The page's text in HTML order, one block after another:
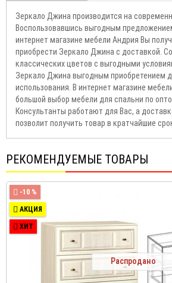
Зеркало Джина производится на
Воспользовавшись выгодным
интернет магазине мебели Андрия Вы
приобрести Зеркало Джина с доставкой.
классических цветов с выгодными
Зеркало Джина выгодным приобретением
использования. В интернет магазине
большой выбор мебели для спальни по
Консультанты работают для Вас, а
позволит получить товар в кратчайшие
РЕКОМЕНДУЕМЫЕ ТОВАРЫ
-10 %
АКЦИЯ
ХИТ
Распродано